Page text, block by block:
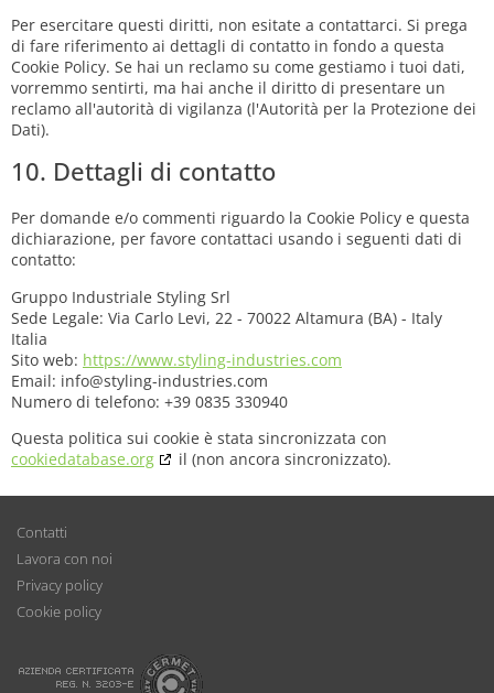
Per esercitare questi diritti, non esitate a contattarci. Si prega
di fare riferimento ai dettagli di contatto in fondo a questa
Cookie Policy. Se hai un reclamo su come gestiamo i tuoi dati,
vorremmo sentirti, ma hai anche il diritto di presentare un
reclamo all'autorità di vigilanza (l'Autorità per la Protezione dei
Dati).
10. Dettagli di contatto
Per domande e/o commenti riguardo la Cookie Policy e questa
dichiarazione, per favore contattaci usando i seguenti dati di
contatto:
Gruppo Industriale Styling Srl
Sede Legale: Via Carlo Levi, 22 - 70022 Altamura (BA) - Italy
Italia
Sito web: https://www.styling-industries.com
Email: info@styling-industries.com
Numero di telefono: +39 0835 330940
Questa politica sui cookie è stata sincronizzata con
cookiedatabase.org
il (non ancora sincronizzato).
Contatti
Lavora con noi
Privacy policy
Cookie policy